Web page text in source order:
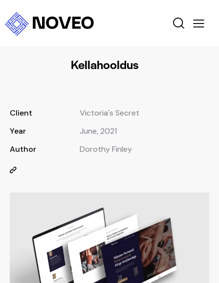
Kellahooldus
Client
Victoria's Secret
Year
June, 2021
Author
Dorothy Finley